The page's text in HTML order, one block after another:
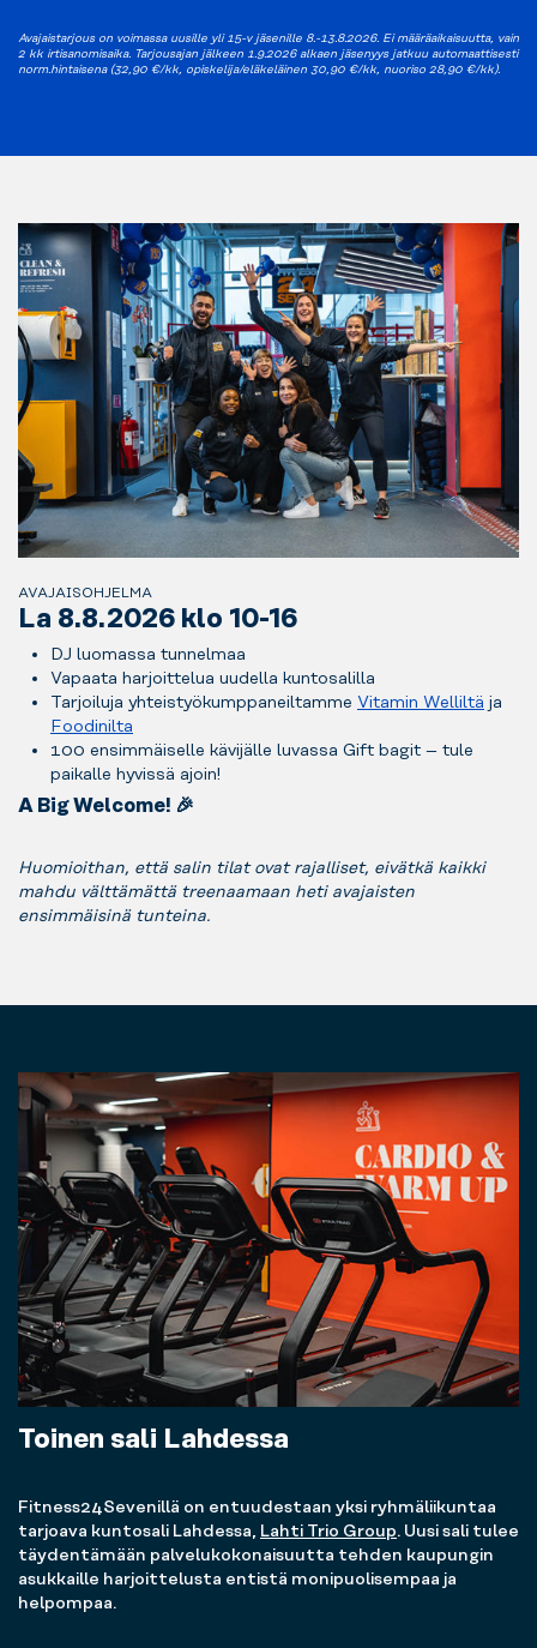
Avajaistarjous on voimassa uusille yli 15-v jäsenille 8.-13.8.2026. Ei määräaikaisuutta, vain
2 kk irtisanomisaika. Tarjousajan jälkeen 1.9.2026 alkaen jäsenyys jatkuu automaattisesti
norm.hintaisena (32,90 €/kk, opiskelija/eläkeläinen 30,90 €/kk, nuoriso 28,90 €/kk).
AVAJAISOHJELMA
La 8.8.2026 klo 10-16
DJ luomassa tunnelmaa
Vapaata harjoittelua uudella kuntosalilla
Tarjoiluja yhteistyökumppaneiltamme Vitamin Welliltä ja
Foodinilta
100 ensimmäiselle kävijälle luvassa Gift bagit – tule
paikalle hyvissä ajoin!
A Big Welcome! 🎉
Huomioithan, että salin tilat ovat rajalliset, eivätkä kaikki
mahdu välttämättä treenaamaan heti avajaisten
ensimmäisinä tunteina.
Toinen sali Lahdessa
Fitness24Sevenillä on entuudestaan yksi ryhmäliikuntaa
tarjoava kuntosali Lahdessa, Lahti Trio Group. Uusi sali tulee
täydentämään palvelukokonaisuutta tehden kaupungin
asukkaille harjoittelusta entistä monipuolisempaa ja
helpompaa.